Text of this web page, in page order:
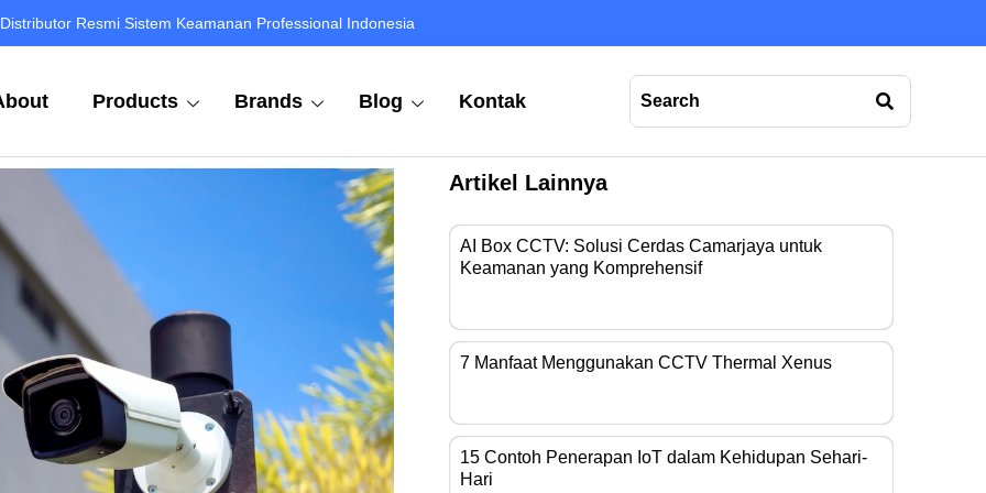
Distributor Resmi Sistem Keamanan Professional Indonesia
Products Brands Blog Kontak
Artikel Lainnya
AI Box CCTV: Solusi Cerdas Camarjaya untuk
Keamanan yang Komprehensif
7 Manfaat Menggunakan CCTV Thermal Xenus
15 Contoh Penerapan IoT dalam Kehidupan Sehari-
Hari